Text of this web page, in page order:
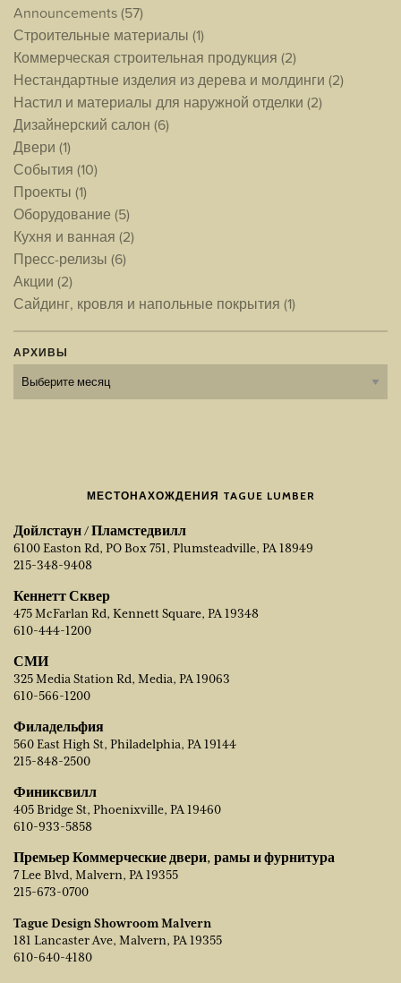
Announcements(57)
Строительные материалы (1)
Коммерческая строительная продукция (2)
Нестандартные изделия из дерева и молдинги (2)
Настил и материалы для наружной отделки (2)
Дизайнерский салон (6)
Двери (1)
События (10)
Проекты (1)
Оборудование (5)
Кухня и ванная (2)
Пресс-релизы (6)
Акции (2)
Сайдинг, кровля и напольные покрытия (1)
АРХИВЫ
Архивы
МЕСТОНАХОЖДЕНИЯ TAGUE LUMBER
Дойлстаун / Пламстедвилл
6100 Easton Rd, PO Box 751, Plumsteadville, PA 18949
215-348-9408
Кеннетт Сквер
475 McFarlan Rd, Kennett Square, PA 19348
610-444-1200
СМИ
325 Media Station Rd, Media, PA 19063
610-566-1200
Филадельфия
560 East High St, Philadelphia, PA 19144
215-848-2500
Финиксвилл
405 Bridge St, Phoenixville, PA 19460
610-933-5858
Премьер Коммерческие двери, рамы и фурнитура
7 Lee Blvd, Malvern, PA 19355
215-673-0700
Tague Design Showroom Malvern
181 Lancaster Ave, Malvern, PA 19355
610-640-4180